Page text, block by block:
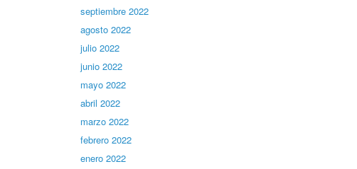
septiembre 2022
agosto 2022
julio 2022
junio 2022
mayo 2022
abril 2022
marzo 2022
febrero 2022
enero 2022